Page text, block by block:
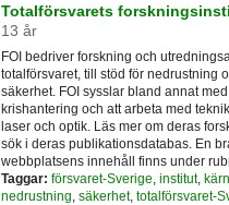
Totalförsvarets
13 år
FOI bedriver forskning och
totalförsvaret, till stöd för nedrustning
säkerhet. FOI sysslar bland annat
krishantering och att arbeta med
laser och optik. Läs mer om deras
sök i deras publikationsdatabas. En
webbplatsens innehåll finns under
Taggar: försvaret-Sverige institut,
nedrustning säkerhet, totalförsvaret-